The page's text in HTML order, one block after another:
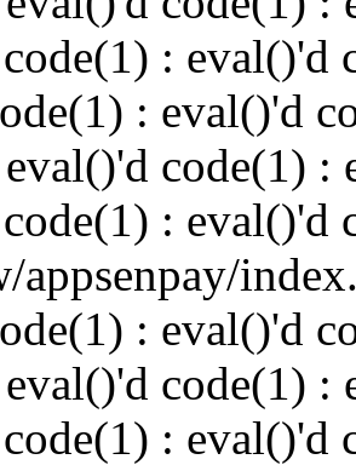
: eval()'d
: eval()'d
code(1) :
: eval()'d
appsenpay/
: eval()'d
code(1) :
: eval()'d